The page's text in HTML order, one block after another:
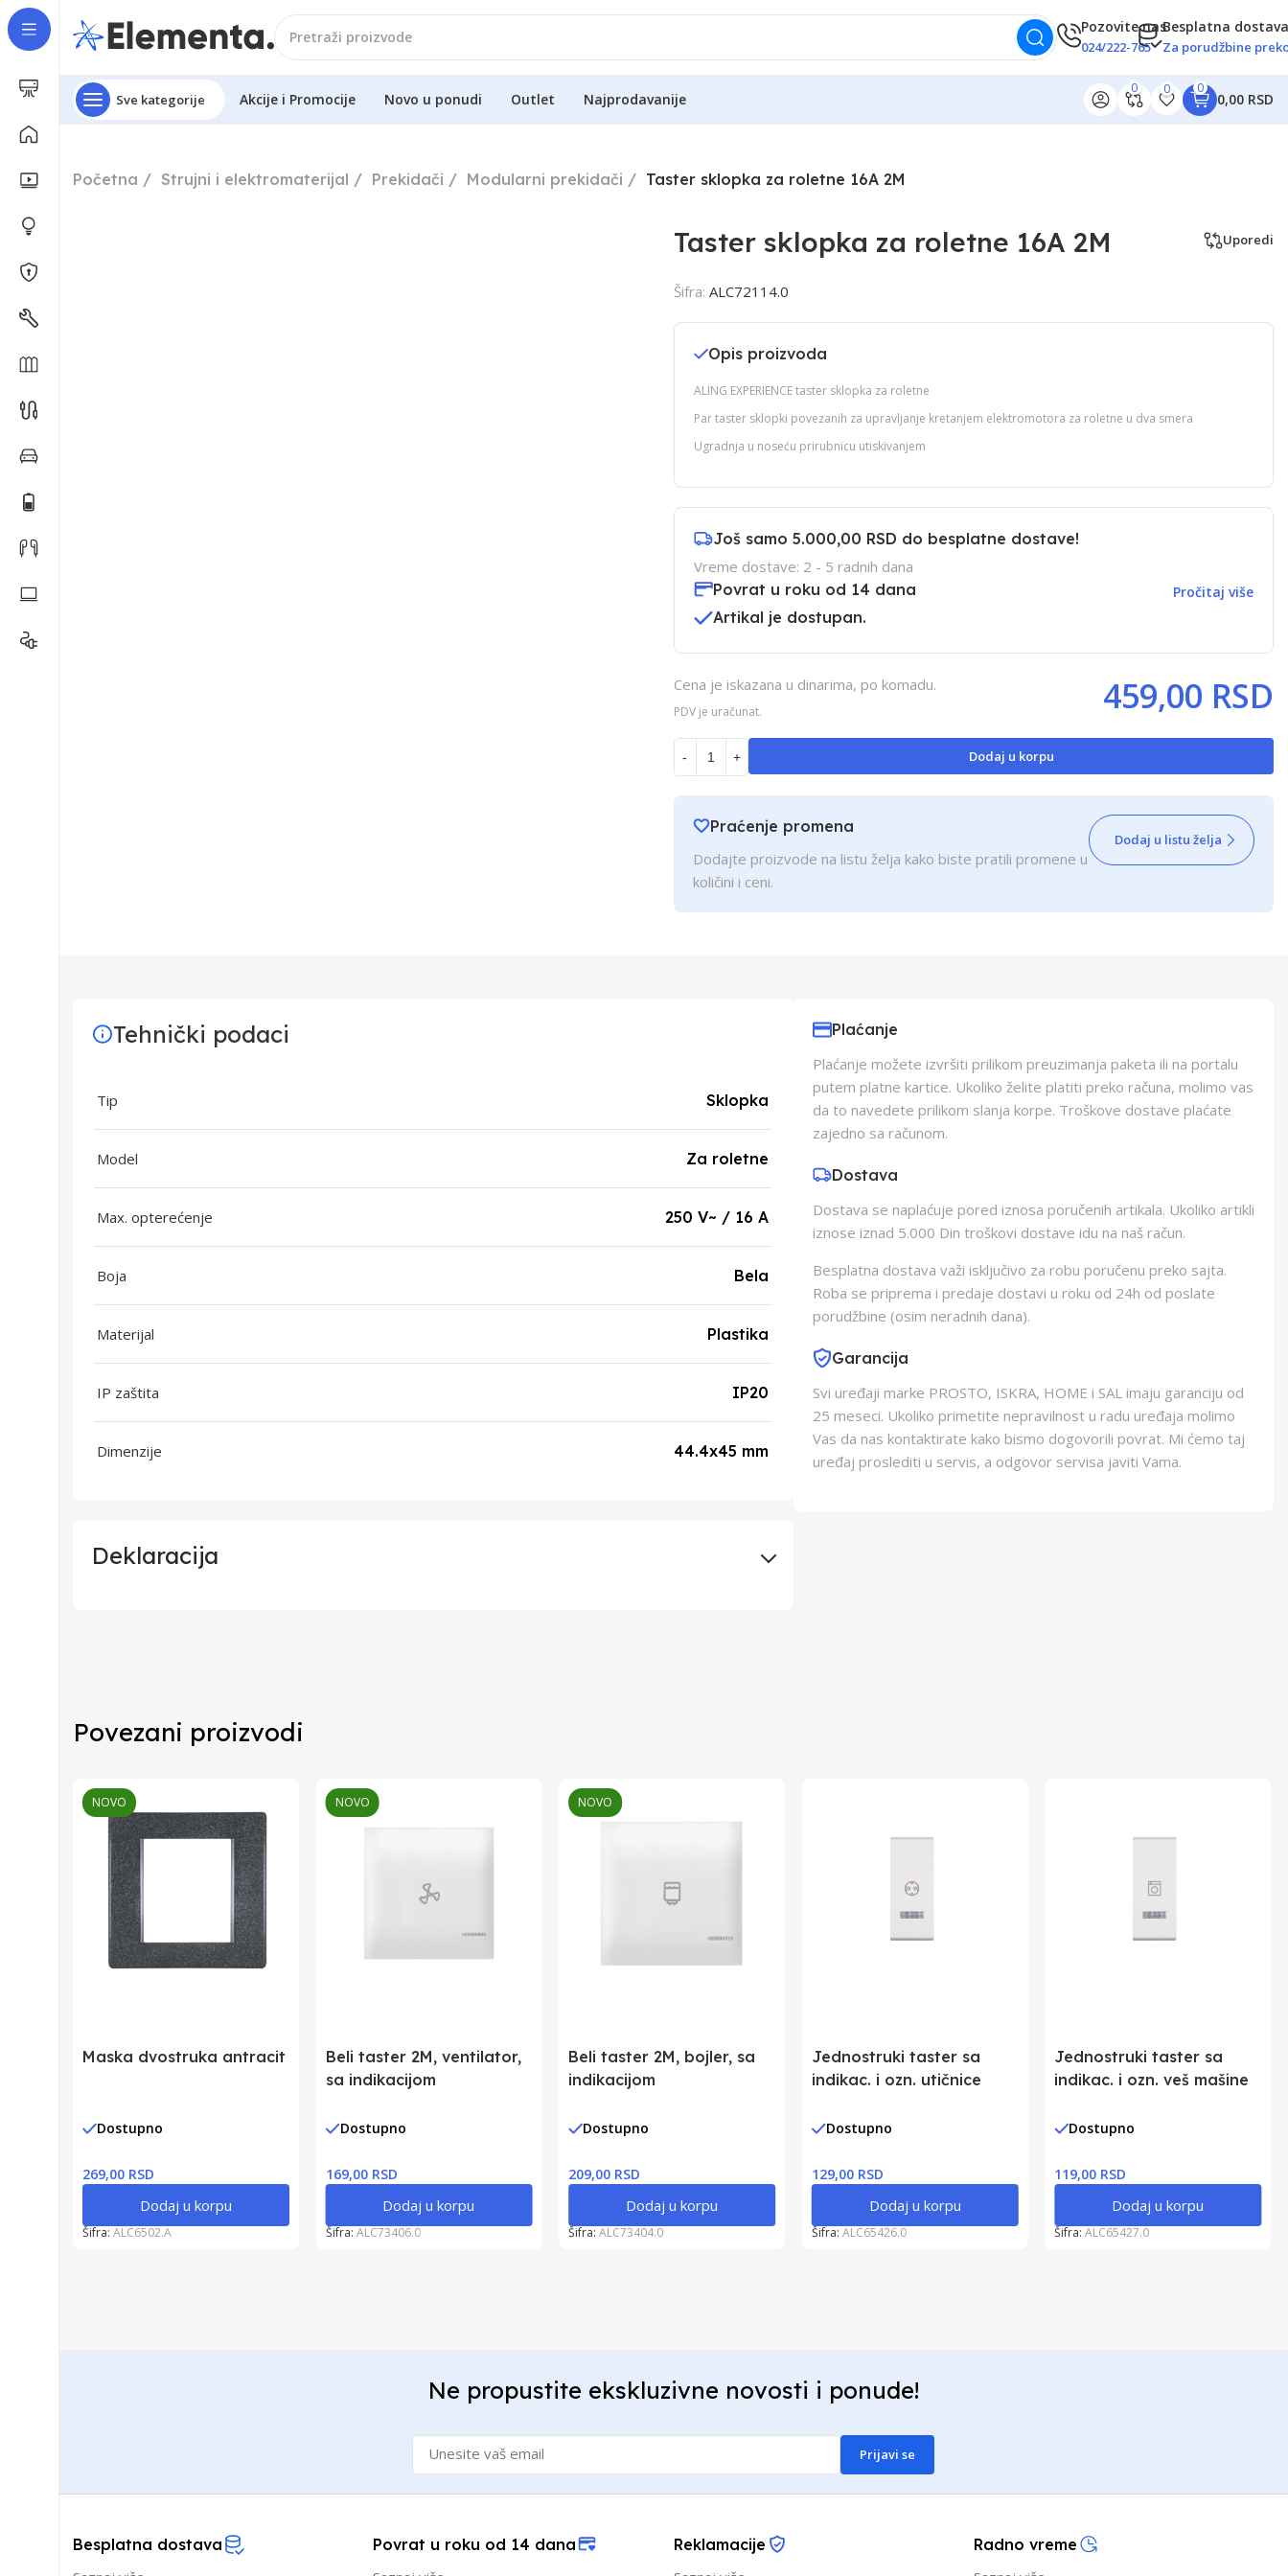
Pozovite nas
024/222-765
Besplatna
Za porudžbine
Sve kategorije Akcije i Promocije Novo u ponudi Outlet Najprodavanije
0 0 0
0,00 RSD
Početna Strujni i elektromaterijal Prekidači Modularni prekidači Taster sklopka za roletne 16A 2M
Taster sklopka za roletne 16A 2M Uporedi
Šifra: ALC72114.0
Opis proizvoda
ALING EXPERIENCE taster sklopka za roletne
Par taster sklopki povezanih za upravljanje kretanjem elektromotora za roletne u dva smera
Ugradnja u noseću prirubnicu utiskivanjem
Još samo 5.000,00 RSD do besplatne dostave!
Vreme dostave: 2 - 5 radnih dana
Povrat u roku od 14 dana
Pročitaj više
Artikal je dostupan.
Cena je iskazana u dinarima, po komadu.
PDV je uračunat. 459,00 RSD
- + Dodaj u korpu
Praćenje promena
Dodajte proizvode na listu želja kako biste pratili promene u
količini i ceni.
Dodaj u listu želja
Tehnički podaci
Tip Sklopka
Model Za roletne
Max. opterećenje 250 V~ / 16 A
Boja Bela
Materijal Plastika
IP zaštita IP20
Dimenzije 44.4x45 mm
Deklaracija
Zemlja Porekla
Zemlja Uvoza
Barkod
Plaćanje
Plaćanje možete izvršiti prilikom preuzimanja paketa ili na portalu
putem platne kartice. Ukoliko želite platiti preko računa, molimo vas
da to navedete prilikom slanja korpe. Troškove dostave plaćate
zajedno sa računom.
Dostava
Dostava se naplaćuje pored iznosa poručenih artikala. Ukoliko artikli
iznose iznad 5.000 Din troškovi dostave idu na naš račun.
Besplatna dostava važi isključivo za robu poručenu preko sajta.
Roba se priprema i predaje dostavi u roku od 24h od poslate
porudžbine (osim neradnih dana).
Garancija
Svi uređaji marke PROSTO, ISKRA, HOME i SAL imaju garanciju od
25 meseci. Ukoliko primetite nepravilnost u radu uređaja molimo
Vas da nas kontaktirate kako bismo dogovorili povrat. Mi ćemo taj
uređaj proslediti u servis, a odgovor servisa javiti Vama.
Povezani proizvodi
NOVO
Maska dvostruka antracit
Dostupno
269,00 RSD
Dodaj u korpu
Šifra: ALC6502.A
NOVO
Beli taster 2M, ventilator,
sa indikacijom
Dostupno
169,00 RSD
Dodaj u korpu
Šifra: ALC73406.0
NOVO
Beli taster 2M, bojler, sa
indikacijom
Dostupno
209,00 RSD
Dodaj u korpu
Šifra:ALC73404.0
Jednostruki taster sa
indikac. i ozn. utičnice
Dostupno
129,00 RSD
Dodaj u korpu
Šifra: ALC65426.0
Jednostruki taster sa
indikac. i ozn. veš mašine
Dostupno
119,00 RSD
Dodaj u korpu
Šifra:ALC65427.0
Ne propustite ekskluzivne novosti i ponude!
Prijavi se
Besplatna dostava
Povrat u roku od 14 dana
Reklamacije
Radno vreme